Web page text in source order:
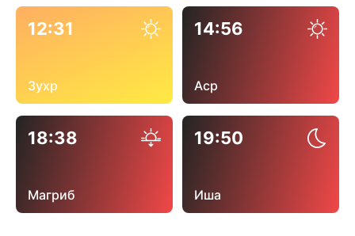
12:31
Зухр
14:56
Аср
18:38
Магриб
19:50
Иша